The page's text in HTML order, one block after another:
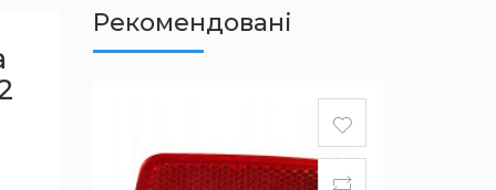
Рекомендовані